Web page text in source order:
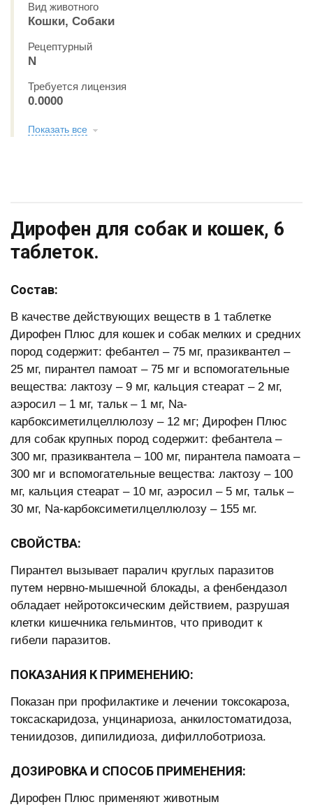
Вид животного
Кошки, Собаки
Рецептурный
N
Требуется лицензия
0.0000
Показать все
Дирофен для собак и кошек, 6
таблеток.
Состав:
В качестве действующих веществ в 1 таблетке
Дирофен Плюс для кошек и собак мелких и средних
пород содержит: фебантел – 75 мг, празиквантел –
25 мг, пирантел памоат – 75 мг и вспомогательные
вещества: лактозу – 9 мг, кальция стеарат – 2 мг,
аэросил – 1 мг, тальк – 1 мг, Na-
карбоксиметилцеллюлозу – 12 мг; Дирофен Плюс
для собак крупных пород содержит: фебантела –
300 мг, празиквантела – 100 мг, пирантела памоата –
300 мг и вспомогательные вещества: лактозу – 100
мг, кальция стеарат – 10 мг, аэросил – 5 мг, тальк –
30 мг, Na-карбоксиметилцеллюлозу – 155 мг.
СВОЙСТВА:
Пирантел вызывает паралич круглых паразитов
путем нервно-мышечной блокады, а фенбендазол
обладает нейротоксическим действием, разрушая
клетки кишечника гельминтов, что приводит к
гибели паразитов.
ПОКАЗАНИЯ К ПРИМЕНЕНИЮ:
Показан при профилактике и лечении токсокароза,
токсаскаридоза, унцинариоза, анкилостоматидоза,
тениидозов, дипилидиоза, дифиллоботриоза.
ДОЗИРОВКА И СПОСОБ ПРИМЕНЕНИЯ:
Дирофен Плюс применяют животным